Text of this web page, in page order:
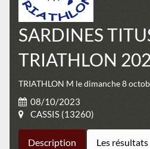
SARDINES
TRIATHLON
TRIATHLON M le dimanche 8
08/10/2023
CASSIS (13260)
Description Les résultats